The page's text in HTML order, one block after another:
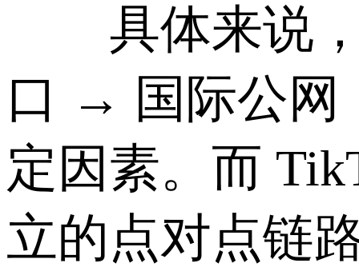
具体来说，
口 → 国际公网
定因素。而
立的点对点链